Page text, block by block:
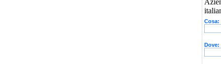
Cosa:
Dove: